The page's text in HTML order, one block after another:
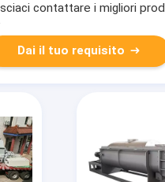
contattare i migliori
Dai il tuo requisito